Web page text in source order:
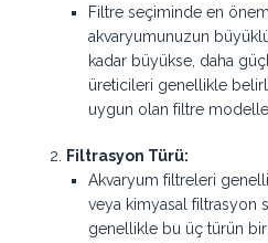
Filtre seçiminde en
akvaryumunuzun
kadar büyükse, daha
üreticileri genellikle
uygun olan filtre
Filtrasyon Türü:
Akvaryum filtreleri
veya kimyasal filtrasyon
genellikle bu üç türün